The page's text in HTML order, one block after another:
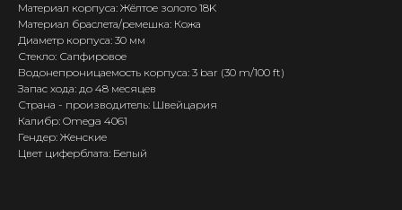
Материал корпуса: Жёлтое золото 18K
Материал браслета/ремешка: Кожа
Диаметр корпуса: 30 мм
Стекло: Сапфировое
Водонепроницаемость корпуса: 3 bar (30 m/100 ft)
Запас хода: до 48 месяцев
Страна - производитель: Швейцария
Калибр: Omega 4061
Гендер: Женские
Цвет циферблата: Белый